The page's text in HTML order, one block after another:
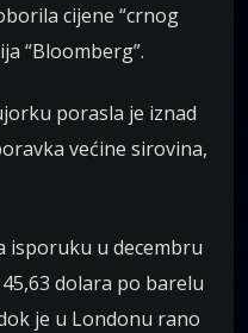
cijene “crnog
“Bloomberg”.
porasla je iznad
većine sirovina,
isporuku u decembru
dolara po barelu
je u Londonu rano